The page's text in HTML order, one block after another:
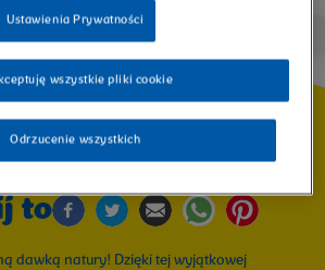
to
dawką natury! Dzięki tej wyjątkowej
Ustawienia Prywatności
Odrzucenie wszystkich
wszystkie pliki cookie